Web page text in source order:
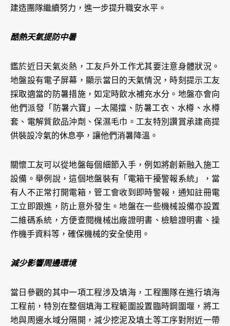
建造團隊繼續努力，進一步提升職安水平。
酷熱天氣提防中暑
鑑於近日天氣炎熱，工友戶外工作尤其要注意身體狀況。
地盤設有電子屏幕，顯示當日的天氣情況，時刻提示工友
採取適當的防暑措施，如定時飲水補充水分。地盤亦會向
他們派發「防暑六寶」─太陽擋、防暑工衣、水樽、水樽
套、電解質飲品沖劑、保濕毛巾。工友特別讚賞承建商提
供裝設冷氣的休息亭，讓他們消暑降溫。
關懷工友可以從地盤每個細節入手，例如將創新融入施工
設備。舉例說，這個地盤裝有「電箱干擾警報系統」，當
有人不正常打開電箱，管工會收到即時警報，通知註冊電
工立即跟進，防止意外發生。地盤在一些機械設備亦設置
二維碼系統，方便查閱機械出廠證明書、檢驗證明書、操
作機手資料等，確保機械的安全使用。
減少影響周邊環境
當日參觀的其中一項工程涉及填海，工程團隊在進行填海
工程前，特別在整個填海工程範圍設置臨時鋼圍堰，將工
地與周邊水域分隔開，減少挖泥及填土等工序對附近一帶